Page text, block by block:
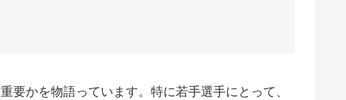
かを物語っています。特に若手選手にとって、